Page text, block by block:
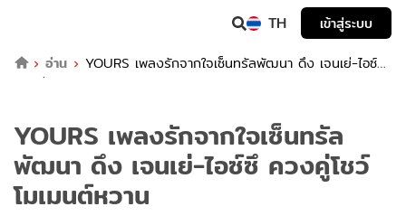
TH
เข้าสู่ระบบ
อ่าน
YOURS เพลงรักจากใจเซ็นทรัลพัฒนา ดึง เจนเย่-ไอซ์ซึ
ควงคู่โชว์โมเมนต์หวาน
YOURS เพลงรักจากใจเซ็นทรัล
พัฒนา ดึง เจนเย่-ไอซ์ซึ ควงคู่โชว์
โมเมนต์หวาน